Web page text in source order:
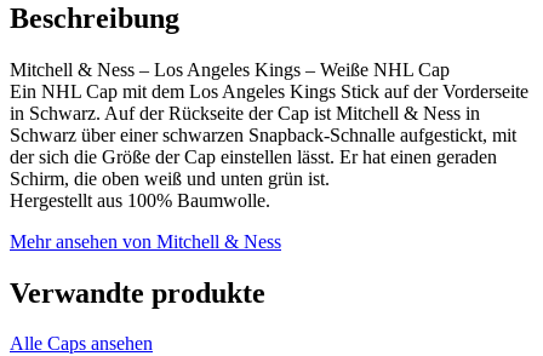
Beschreibung
Mitchell & Ness – Los Angeles Kings – Weiße NHL Cap
Ein NHL Cap mit dem Los Angeles Kings Stick auf der Vorderseite
in Schwarz. Auf der Rückseite der Cap ist Mitchell & Ness in
Schwarz über einer schwarzen Snapback-Schnalle aufgestickt, mit
der sich die Größe der Cap einstellen lässt. Er hat einen geraden
Schirm, die oben weiß und unten grün ist.
Hergestellt aus 100% Baumwolle.
Mehr ansehen von Mitchell & Ness
Verwandte produkte
Alle Caps ansehen